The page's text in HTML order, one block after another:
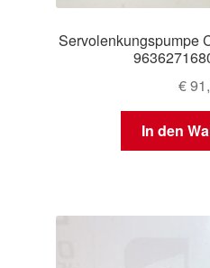
Servolenkungspumpe
€
In den